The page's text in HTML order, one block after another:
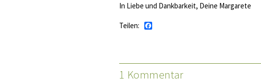
In Liebe und Dankbarkeit, Deine Margarete
Teilen:
1 Kommentar